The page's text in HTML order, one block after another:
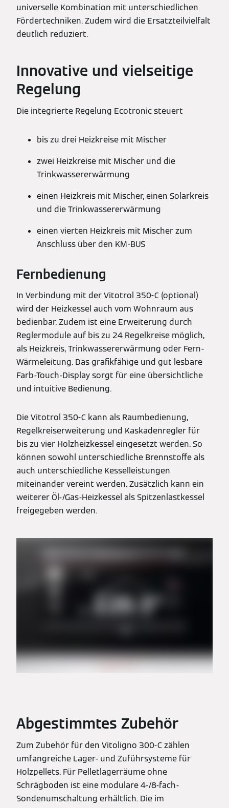
universelle Kombination mit unterschiedlichen
Fördertechniken. Zudem wird die Ersatzteilvielfalt
deutlich reduziert.
Innovative und vielseitige
Regelung
Die integrierte Regelung Ecotronic steuert
bis zu drei Heizkreise mit Mischer
zwei Heizkreise mit Mischer und die
Trinkwassererwärmung
einen Heizkreis mit Mischer, einen Solarkreis
und die Trinkwassererwärmung
einen vierten Heizkreis mit Mischer zum
Anschluss über den KM-BUS
Fernbedienung
In Verbindung mit der Vitotrol 350-C (optional)
wird der Heizkessel auch vom Wohnraum aus
bedienbar. Zudem ist eine Erweiterung durch
Reglermodule auf bis zu 24 Regelkreise möglich,
als Heizkreis, Trinkwassererwärmung oder Fern-
Wärmeleitung. Das grafikfähige und gut lesbare
Farb-Touch-Display sorgt für eine übersichtliche
und intuitive Bedienung.
Die Vitotrol 350-C kann als Raumbedienung,
Regelkreiserweiterung und Kaskadenregler für
bis zu vier Holzheizkessel eingesetzt werden. So
können sowohl unterschiedliche Brennstoffe als
auch unterschiedliche Kesselleistungen
miteinander vereint werden. Zusätzlich kann ein
weiterer Öl-/Gas-Heizkessel als Spitzenlastkessel
freigegeben werden.
Abgestimmtes Zubehör
Zum Zubehör für den Vitoligno 300-C zählen
umfangreiche Lager- und Zuführsysteme für
Holzpellets. Für Pelletlagerräume ohne
Schrägboden ist eine modulare 4-/8-fach-
Sondenumschaltung erhältlich. Die im